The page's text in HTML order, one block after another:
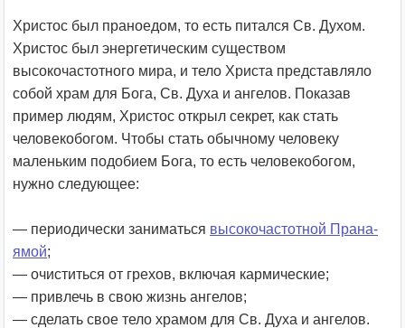
Христос был праноедом, то есть питался Св. Духом.
Христос был энергетическим существом
высокочастотного мира, и тело Христа представляло
собой храм для Бога, Св. Духа и ангелов. Показав
пример людям, Христос открыл секрет, как стать
человекобогом. Чтобы стать обычному человеку
маленьким подобием Бога, то есть человекобогом,
нужно следующее:
— периодически заниматься высокочастотной Прана-
ямой;
— очиститься от грехов, включая кармические;
— привлечь в свою жизнь ангелов;
— сделать свое тело храмом для Св. Духа и ангелов.